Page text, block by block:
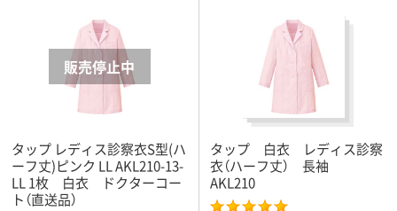
タップ レディス診察衣S型(ハ
ーフ丈)ピンク LL AKL210-13-
LL 1枚 白衣 ドクターコー
ト（直送品）
タップ 白衣 レディス診察
衣（ハーフ丈） 長袖
AKL210